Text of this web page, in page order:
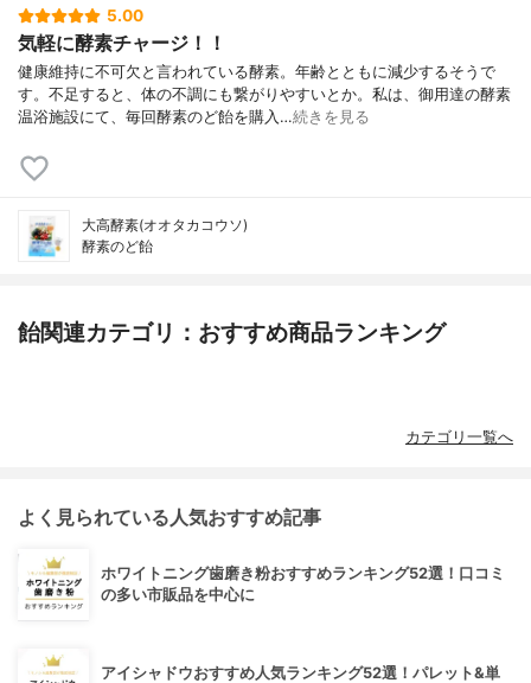
5.00
気軽に酵素チャージ！！
健康維持に不可欠と言われている酵素。年齢とともに減少するそうで
す。不足すると、体の不調にも繋がりやすいとか。私は、御用達の酵素
温浴施設にて、毎回酵素のど飴を購入…続きを見る
大高酵素(オオタカコウソ)
酵素のど飴
飴関連カテゴリ：おすすめ商品ランキング
カテゴリ一覧へ
よく見られている人気おすすめ記事
ホワイトニング歯磨き粉おすすめランキング52選！口コミ
の多い市販品を中心に
アイシャドウおすすめ人気ランキング52選！パレット&単